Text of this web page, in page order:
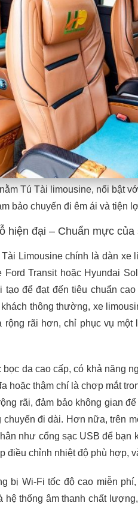
Tú Tài limousine, nổi bật
bảo chuyến đi êm ái và tiện
hiện đại – Chuẩn mực
Limousine chính là dàn xe
Ford Transit hoặc Hyundai
để đạt đến tiêu chuẩn cao
thông thường, xe
rộng rãi hơn, chỉ phục vụ
da cao cấp, có khả năng
hoặc thậm chí là chợp mắt
rãi, đảm bảo không gian
chuyến đi dài. Hơn nữa, trên
như cổng sạc USB để bạn
điều chỉnh nhiệt độ phù hợp,
bị Wi-Fi tốc độ cao miễn
thống âm thanh chất